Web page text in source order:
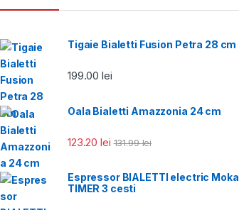
Tigaie Bialetti Fusion Petra 28 cm
199.00lei
Oala Bialetti Amazzonia 24 cm
123.20lei 131.99lei
Espressor BIALETTI electric Moka
TIMER 3 cesti